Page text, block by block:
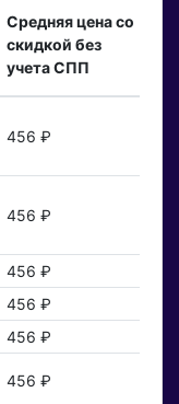
Средняя цена со
скидкой без
учета СПП
456 ₽
456 ₽
456 ₽
456 ₽
456 ₽
456 ₽